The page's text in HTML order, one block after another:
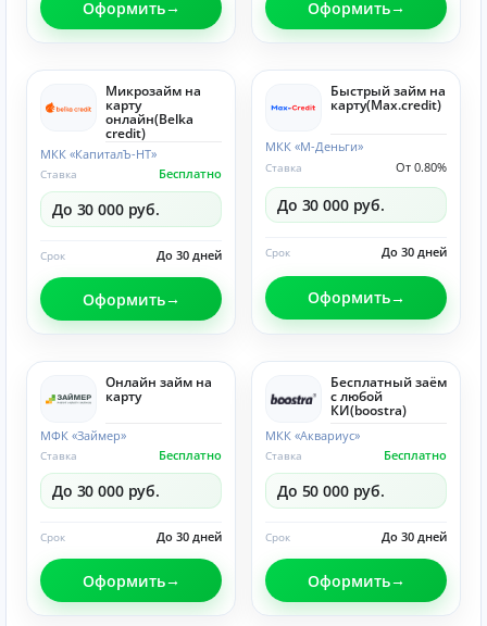
Оформить Оформить
Микрозайм на
карту
онлайн(Belka
credit)
МКК «КапиталЪ-НТ»
Бесплатно
Ставка
До 30 000 руб.
До 30 дней
Срок
Оформить
Быстрый займ на
карту(Max.credit)
МКК «М-Деньги»
От 0.80%
Ставка
До 30 000 руб.
До 30 дней
Срок
Оформить
Онлайн займ на
карту
МФК «Займер»
Бесплатно
Ставка
До 30 000 руб.
До 30 дней
Срок
Оформить
Бесплатный заём
с любой
КИ(boostra)
МКК «Аквариус»
Бесплатно
Ставка
До 50 000 руб.
До 30 дней
Срок
Оформить